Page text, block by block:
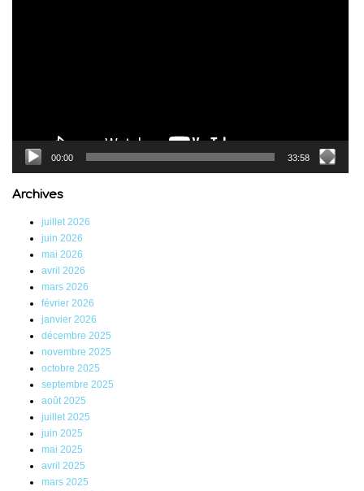
00:00 33:58
Archives
juillet 2026
juin 2026
mai 2026
avril 2026
mars 2026
février 2026
janvier 2026
décembre 2025
novembre 2025
octobre 2025
septembre 2025
août 2025
juillet 2025
juin 2025
mai 2025
avril 2025
mars 2025